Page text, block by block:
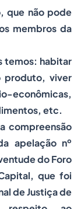
que não pode
membros da
temos: habitar
produto, viver
econômicas,
etc.
compreensão
apelação nº
do Foro
que foi
de Justiça de